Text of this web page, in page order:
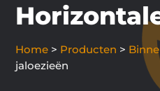
Home > Producten >
jaloezieën